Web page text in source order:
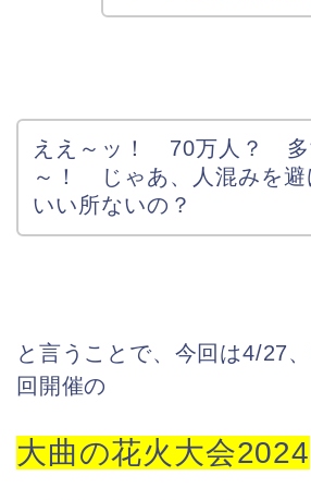
ええ～ッ！ 70万人？ 多
～！ じゃあ、人混みを避
いい所ないの？
と言うことで、今回は4/27
回開催の
大曲の花火大会2024